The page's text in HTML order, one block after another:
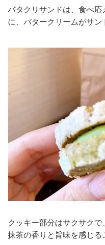
バタクリサンドは、食べ
に、バタークリームがサン
クッキー部分はサクサクで
抹茶の香りと旨味を感じる